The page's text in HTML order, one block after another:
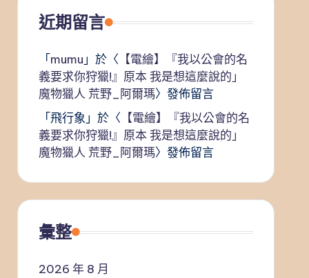
近期留言
「mumu 」於〈 【電繪】『我以公會的名
義要求你狩獵!』原本 我是想這麼說的」
魔物獵人 荒野_阿爾瑪〉發佈留言
「飛行象 」於〈 【電繪】『我以公會的名
義要求你狩獵!』原本 我是想這麼說的」
魔物獵人 荒野_阿爾瑪〉發佈留言
彙整
2026 年 8 月